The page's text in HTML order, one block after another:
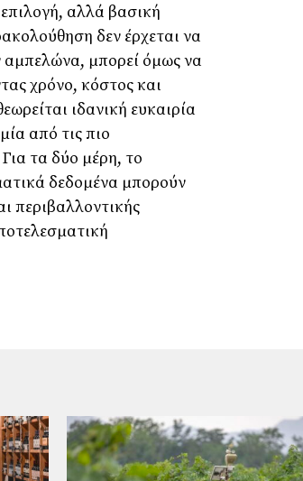
αλλά βασική
δεν έρχεται να
αμπελώνα, μπορεί όμως να
χρόνο, κόστος και
ιδανική ευκαιρία
από τις πιο
τα δύο μέρη, το
δεδομένα μπορούν
περιβαλλοντικής